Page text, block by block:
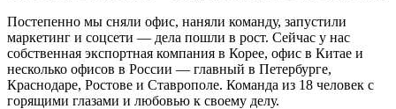
Постепенно мы сняли офис, наняли команду, запустили
маркетинг и соцсети — дела пошли в рост. Сейчас у нас
собственная экспортная компания в Корее, офис в Китае и
несколько офисов в России — главный в Петербурге,
Краснодаре, Ростове и Ставрополе. Команда из 18 человек с
горящими глазами и любовью к своему делу.